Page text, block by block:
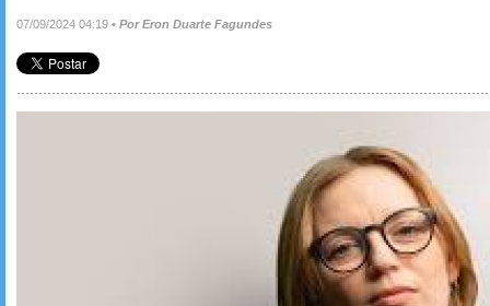
07/09/2024 04:19 • Por Eron Duarte Fagundes